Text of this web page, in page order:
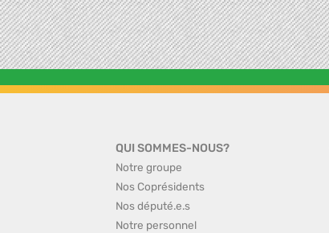
QUI SOMMES-NOUS?
Notre groupe
Nos Coprésidents
Nos député.e.s
Notre personnel